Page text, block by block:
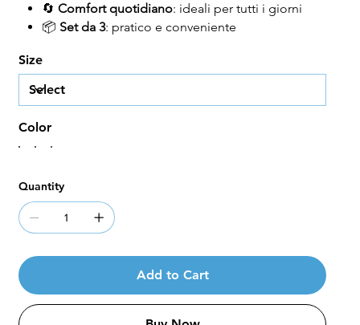
🔄 Comfort quotidiano: ideali per tutti i giorni
📦 Set da 3: pratico e conveniente
Size
Color
Quantity
Add to Cart